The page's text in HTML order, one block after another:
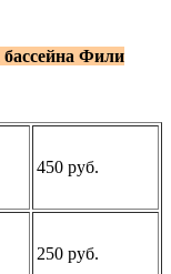
бассейна Фили
450 руб.
250 руб.